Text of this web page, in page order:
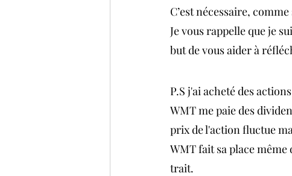
C’est nécessaire,
Je vous rappelle que je
but de vous aider à
P.S j'ai acheté des
WMT me paie des
prix de l'action fluctue
WMT fait sa place
trait.